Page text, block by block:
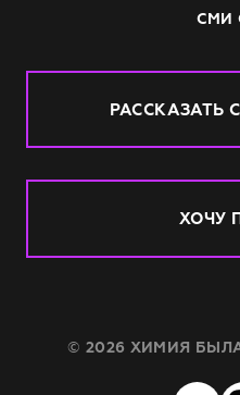
СМИ
РАССКАЗАТЬ
ХОЧУ
© 2026 ХИМИЯ